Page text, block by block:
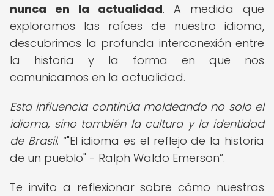
nunca en la actualidad. A medida que
exploramos las raíces de nuestro idioma,
descubrimos la profunda interconexión entre
la historia y la forma en que nos
comunicamos en la actualidad.
Esta influencia continúa moldeando no solo el
idioma, sino también la cultura y la identidad
de Brasil. "El idioma es el reflejo de la historia
de un pueblo" - Ralph Waldo Emerson .
Te invito a reflexionar sobre cómo nuestras